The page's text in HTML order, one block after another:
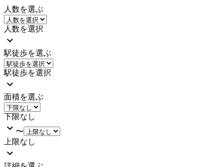
人数を選ぶ
人数を選択
駅徒歩を選ぶ
駅徒歩を選択
面積を選ぶ
下限なし
〜
上限なし